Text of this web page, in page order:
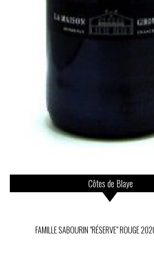
Côtes de Blaye
FAMILLE SABOURIN "RÉSERVE" ROUGE